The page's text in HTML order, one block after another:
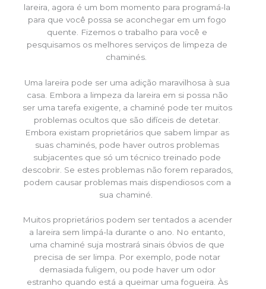
lareira, agora é um bom momento para programá-la
para que você possa se aconchegar em um fogo
quente. Fizemos o trabalho para você e
pesquisamos os melhores serviços de limpeza de
chaminés.
Uma lareira pode ser uma adição maravilhosa à sua
casa. Embora a limpeza da lareira em si possa não
ser uma tarefa exigente, a chaminé pode ter muitos
problemas ocultos que são difíceis de detetar.
Embora existam proprietários que sabem limpar as
suas chaminés, pode haver outros problemas
subjacentes que só um técnico treinado pode
descobrir. Se estes problemas não forem reparados,
podem causar problemas mais dispendiosos com a
sua chaminé.
Muitos proprietários podem ser tentados a acender
a lareira sem limpá-la durante o ano. No entanto,
uma chaminé suja mostrará sinais óbvios de que
precisa de ser limpa. Por exemplo, pode notar
demasiada fuligem, ou pode haver um odor
estranho quando está a queimar uma fogueira. Às